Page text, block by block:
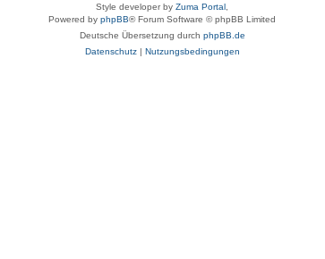
Style developer by Zuma Portal
Powered by phpBB® Forum Software © phpBB Limited
Deutsche Übersetzung durch phpBB.de
Datenschutz| Nutzungsbedingungen